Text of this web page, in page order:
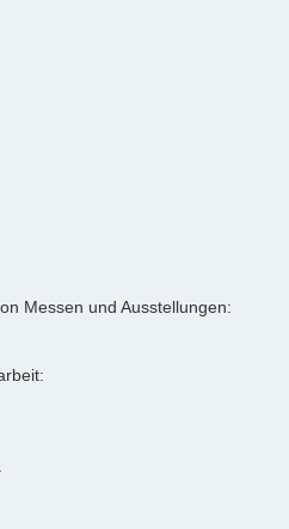
Messen und Ausstellungen: